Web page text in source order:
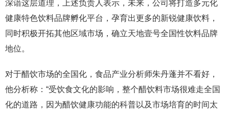
深谙这层道理，上述负责人表示，未来，公司将打造多元化
健康特色饮料品牌孵化平台，孕育出更多的新锐健康饮料，
同时积极开拓其他区域市场，确立天地壹号全国性饮料品牌
地位。
对于醋饮市场的全国化，食品产业分析师朱丹蓬并不看好，
他分析称：“受饮食文化的影响，整个醋饮料市场很难走全国
化的道路，因为醋饮健康功能的科普以及市场培育的时间太